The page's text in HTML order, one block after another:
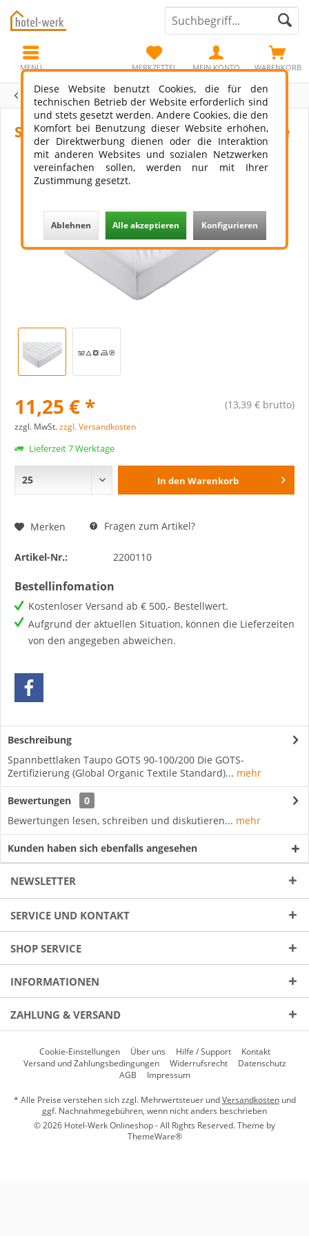
WARENKORB
MERKZETTEL MEIN KONTO
MENÜ
Übersicht Hotelbett
Spannbettlaken Taupo Bio-Baumwolle
11,25 € * (13,39 € brutto)
zzgl. MwSt.zzgl. Versandkosten
Lieferzeit 7 Werktage
In den Warenkorb
Merken Fragen zum Artikel?
Artikel-Nr.: 2200110
Bestellinfomation
Kostenloser Versand ab € 500,- Bestellwert.
Aufgrund der aktuellen Situation, können die Lieferzeiten
von den angegeben abweichen.
Beschreibung
Spannbettlaken Taupo GOTS 90-100/200 Die GOTS-
Zertifizierung (Global Organic Textile Standard)... mehr
Bewertungen
0
Bewertungen lesen, schreiben und diskutieren... mehr
Kunden haben sich ebenfalls angesehen
NEWSLETTER
SERVICE UND KONTAKT
SHOP SERVICE
INFORMATIONEN
ZAHLUNG & VERSAND
Cookie-Einstellungen Über uns Hilfe / Support
Kontakt
Versand und Zahlungsbedingungen
Widerrufsrecht
Datenschutz
AGB
Impressum
* Alle Preise verstehen sich zzgl. Mehrwertsteuer undVersandkostenund
ggf. Nachnahmegebühren, wenn nicht anders beschrieben
© 2026 Hotel-Werk Onlineshop - All Rights Reserved. Theme by
ThemeWare®
Diese Website benutzt Cookies, die für den
technischen Betrieb der Website erforderlich sind
und stets gesetzt werden. Andere Cookies, die den
Komfort bei Benutzung dieser Website erhöhen,
der Direktwerbung dienen oder die Interaktion
mit anderen Websites und sozialen Netzwerken
vereinfachen sollen, werden nur mit Ihrer
Zustimmung gesetzt.
Ablehnen Alle akzeptieren Konfigurieren